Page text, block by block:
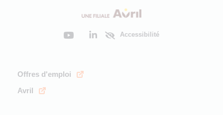
Accessibilité
Offres d'emploi
Avril